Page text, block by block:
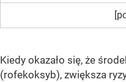
Kiedy okazało się, że
(rofekoksyb), zwiększa